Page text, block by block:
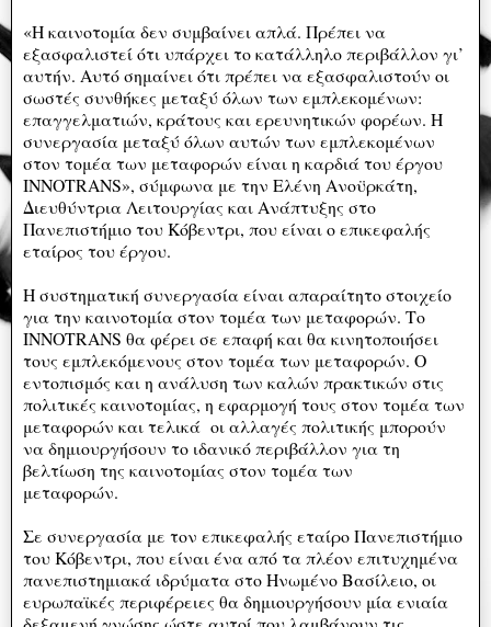
«Η καινοτομία δεν συμβαίνει απλά. Πρέπει να
εξασφαλιστεί ότι υπάρχει το κατάλληλο περιβάλλον γι’
αυτήν. Αυτό σημαίνει ότι πρέπει να εξασφαλιστούν οι
σωστές συνθήκες μεταξύ όλων των εμπλεκομένων:
επαγγελματιών, κράτους και ερευνητικών φορέων. Η
συνεργασία μεταξύ όλων αυτών των εμπλεκομένων
στον τομέα των μεταφορών είναι η καρδιά του έργου
ΙΝΝΟΤRANS», σύμφωνα με την Ελένη Ανοϋρκάτη,
Διευθύντρια Λειτουργίας και Ανάπτυξης στο
Πανεπιστήμιο του Κόβεντρι, που είναι ο επικεφαλής
εταίρος του έργου.
Η συστηματική συνεργασία είναι απαραίτητο στοιχείο
για την καινοτομία στον τομέα των μεταφορών. Το
INNOTRANS θα φέρει σε επαφή και θα κινητοποιήσει
τους εμπλεκόμενους στον τομέα των μεταφορών. Ο
εντοπισμός και η ανάλυση των καλών πρακτικών στις
πολιτικές καινοτομίας, η εφαρμογή τους στον τομέα των
μεταφορών και τελικά οι αλλαγές πολιτικής μπορούν
να δημιουργήσουν το ιδανικό περιβάλλον για τη
βελτίωση της καινοτομίας στον τομέα των
μεταφορών.
Σε συνεργασία με τον επικεφαλής εταίρο Πανεπιστήμιο
του Κόβεντρι, που είναι ένα από τα πλέον επιτυχημένα
πανεπιστημιακά ιδρύματα στο Ηνωμένο Βασίλειο, οι
ευρωπαϊκές περιφέρειες θα δημιουργήσουν μία ενιαία